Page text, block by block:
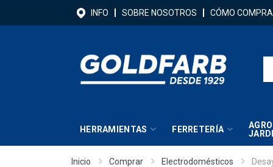
INFO SOBRE NOSOTROS CÓMO
HERRAMIENTAS FERRETERÍA
Inicio Comprar Electrodomésticos